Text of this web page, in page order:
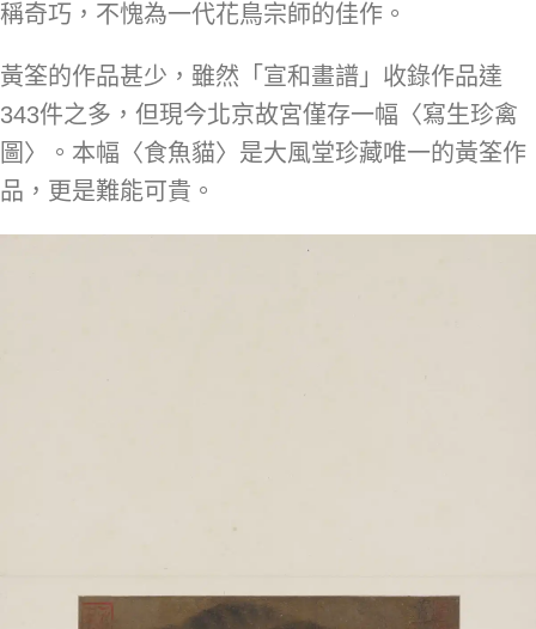
稱奇巧，不愧為一代花鳥宗師的佳作。
黃筌的作品甚少，雖然「宣和畫譜」收錄作品達
343件之多，但現今北京故宮僅存一幅〈寫生珍禽
圖〉。本幅〈食魚貓〉是大風堂珍藏唯一的黃筌作
品，更是難能可貴。